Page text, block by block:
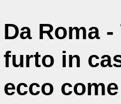
Da Roma
furto in
ecco